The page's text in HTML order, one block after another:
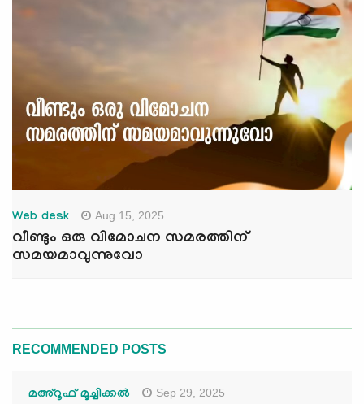
Web desk Aug 15, 2025
വീണ്ടും ഒരു വിമോചന സമരത്തിന്
സമയമാവുന്നുവോ
RECOMMENDED POSTS
മഅ്റൂഫ് മൂച്ചിക്കല്‍ Sep 29, 2025